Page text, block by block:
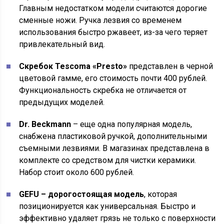
Главным недостатком модели считаются дорогие
сменные ножи. Ручка лезвия со временем
использования быстро ржавеет, из-за чего теряет
привлекательный вид.
Скребок Tescoma «Presto» представлен в черной
цветовой гамме, его стоимость почти 400 рублей.
Функциональность скребка не отличается от
предыдущих моделей.
Dr. Beckmann – еще одна популярная модель,
снабжена пластиковой ручкой, дополнительными
съемными лезвиями. В магазинах представлена в
комплекте со средством для чистки керамики.
Набор стоит около 600 рублей.
GEFU – дорогостоящая модель, которая
позиционируется как универсальная. Быстро и
эффективно удаляет грязь не только с поверхности